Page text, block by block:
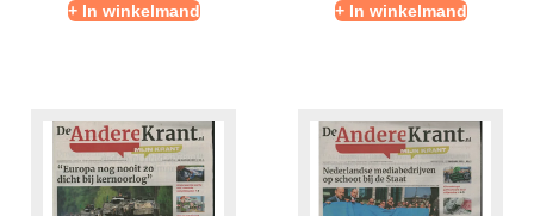
+ In winkelmand + In winkelmand